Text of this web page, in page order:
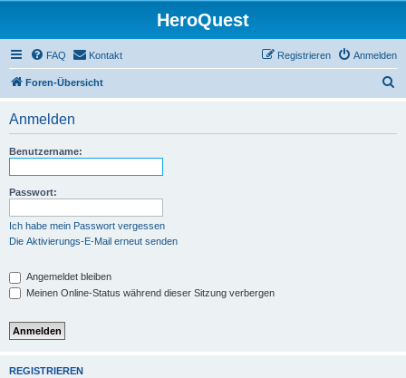
HeroQuest
FAQ Kontakt Anmelden
Registrieren
Foren-Übersicht
Anmelden
Benutzername:
Passwort:
Ich habe mein Passwort vergessen
Die Aktivierungs-E-Mail erneut senden
Angemeldet bleiben
Meinen Online-Status während dieser Sitzung verbergen
REGISTRIEREN